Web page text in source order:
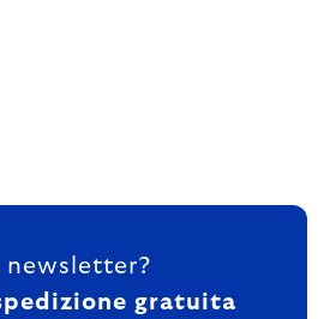
newsletter?
gratuita